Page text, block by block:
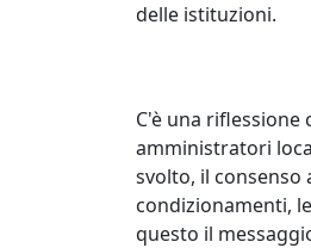
delle istituzioni.
C'è una
amministratori
svolto, il consenso
condizionamenti,
questo il